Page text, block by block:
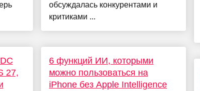
27,
обсуждалась конкурентами и
критиками ...
6 функций ИИ, которыми
можно пользоваться на
iPhone без Apple Intelligence